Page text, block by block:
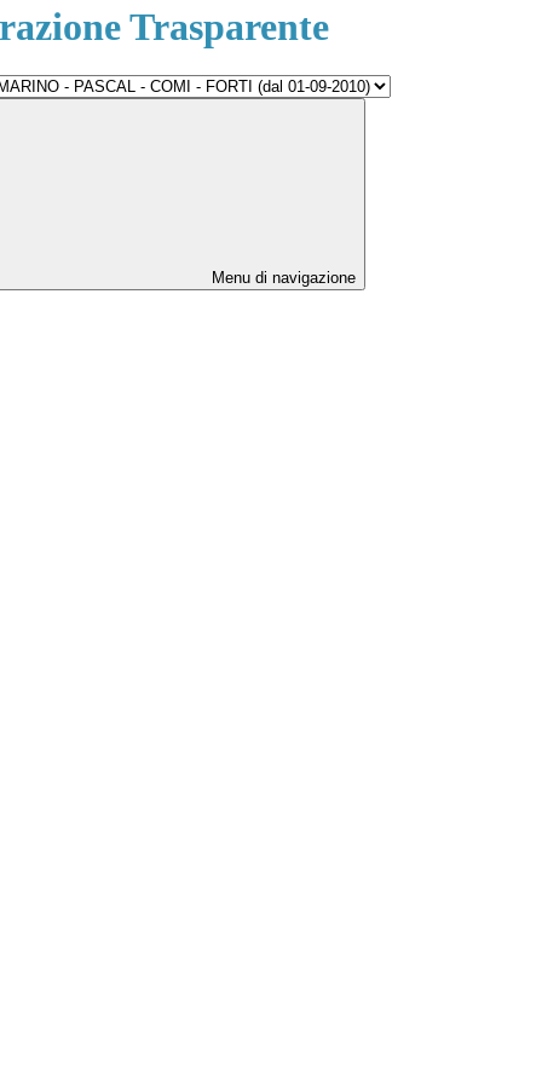
Trasparente
Menu di navigazione